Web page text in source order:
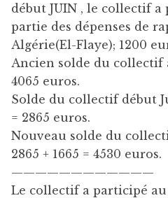
début JUIN , le collectif a
partie des dépenses de
Algérie(El-Flaye); 1200
Ancien solde du collectif
4065 euros.
Solde du collectif début
= 2865 euros.
Nouveau solde du
2865 + 1665 = 4530 euros.
————————————
Le collectif a participé